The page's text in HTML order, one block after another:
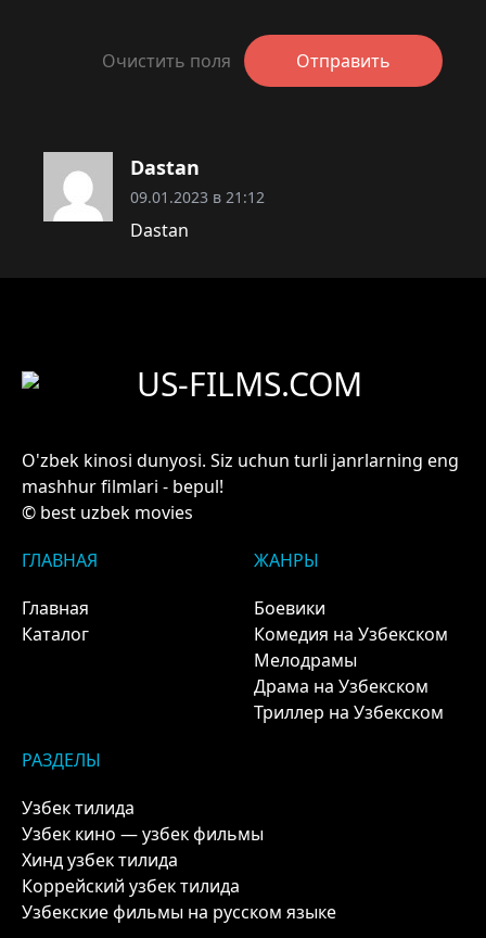
Очистить поля Отправить
Dastan
09.01.2023 в 21:12
Dastan
US-FILMS.COM
O'zbek kinosi dunyosi. Siz uchun turli janrlarning eng
mashhur filmlari - bepul!
© best uzbek movies
ГЛАВНАЯ
Главная
Каталог
ЖАНРЫ
Боевики
Комедия на Узбекском
Мелодрамы
Драма на Узбекском
Триллер на Узбекском
РАЗДЕЛЫ
Узбек тилида
Узбек кино — узбек фильмы
Хинд узбек тилида
Коррейский узбек тилида
Узбекские фильмы на русском языке